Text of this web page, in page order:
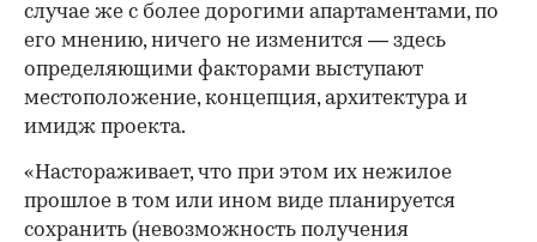
случае же с более дорогими апартаментами, по
его мнению, ничего не изменится — здесь
определяющими факторами выступают
местоположение, концепция, архитектура и
имидж проекта.
«Настораживает, что при этом их нежилое
прошлое в том или ином виде планируется
сохранить (невозможность получения